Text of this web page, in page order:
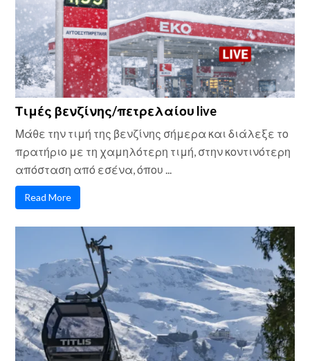
Τιμές βενζίνης/πετρελαίου live
Μάθε την τιμή της βενζίνης σήμερα και διάλεξε το
πρατήριο με τη χαμηλότερη τιμή, στην κοντινότερη
απόσταση από εσένα, όπου ...
Read More